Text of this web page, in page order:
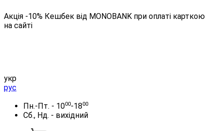
Акція -10% Кешбек від MONOBANK при оплаті карткою
на сайті
укр
рус
Пн.-Пт. - 1000-1800
Сб., Нд. - вихідний